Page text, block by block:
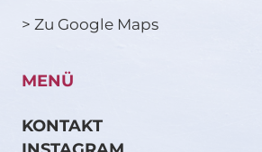
> Zu Google Maps
MENÜ
KONTAKT